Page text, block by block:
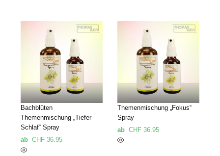
Bachblüten
Themenmischung „Tiefer
Schlaf“ Spray
ab CHF 36.95
Themenmischung „Fokus“
Spray
ab CHF 36.95